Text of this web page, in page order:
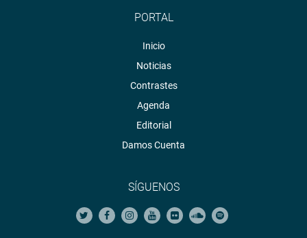
PORTAL
Inicio
Noticias
Contrastes
Agenda
Editorial
Damos Cuenta
SÍGUENOS